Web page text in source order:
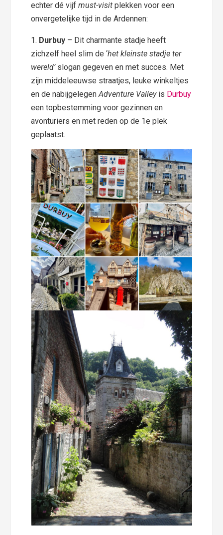
echter dé vijfmust-visit plekken voor een
onvergetelijke tijd in de Ardennen:
1. Durbuy – Dit charmante stadje heeft
zichzelf heel slim de ‘het kleinste stadje ter
wereld’ slogan gegeven en met succes. Met
zijn middeleeuwse straatjes, leuke winkeltjes
en de nabijgelegenAdventure Valley is Durbuy
een topbestemming voor gezinnen en
avonturiers en met reden op de 1e plek
geplaatst.